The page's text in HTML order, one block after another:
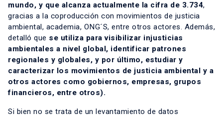
mundo, y que alcanza actualmente la cifra de 3.734,
gracias a la coproducción con movimientos de justicia
ambiental, academia, ONG´S, entre otros actores. Además,
detalló que se utiliza para visibilizar injusticias
ambientales a nivel global, identificar patrones
regionales y globales, y por último, estudiar y
caracterizar los movimientos de justicia ambiental y a
otros actores como gobiernos, empresas, grupos
financieros, entre otros).
Si bien no se trata de un levantamiento de datos